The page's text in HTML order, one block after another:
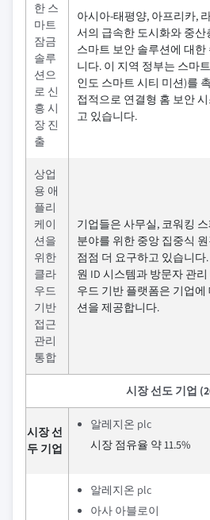
한 스
마트
잠금
솔루
션으
로 신
흥 시
장 진
출
아시아-태평양, 아프리카,
서의 급속한 도시화와 중
스마트 보안 솔루션에 대
니다. 이 지역 정부는 스마
인도 스마트 시티 미션)를
접적으로 연결형 홈 보안
고 있습니다.
상업
용 애
플리
케이
션을
위한
클라
우드
기반
접근
관리
통합
기업들은 사무실, 코워킹
분야를 위한 중앙 집중식
점점 더 요구하고 있습니다
원 ID 시스템과 방문자 관
우드 기반 플랫폼은 기업
션을 제공합니다.
시장 선도 기업
시장 선
두 기업
알레지온 plc
시장 점유율 약 11.5%
알레지온 plc
아사 아블로이